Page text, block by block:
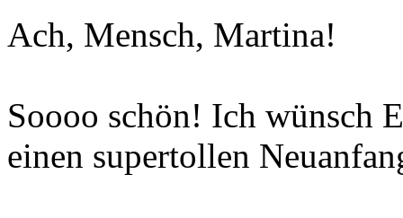
Ach, Mensch, Martina!
Soooo schön! Ich wünsch
einen supertollen